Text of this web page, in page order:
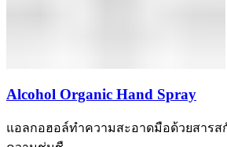
Alcohol Organic Hand Spray
แอลกอฮอล์ทำความสะอาดมือด้วยสาร